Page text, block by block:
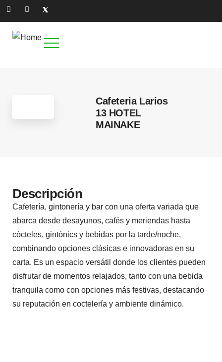
Cafeteria Larios
13 HOTEL
MAINAKE
Descripción
Cafetería, gintonería y bar con una oferta variada que
abarca desde desayunos, cafés y meriendas hasta
cócteles, gintónics y bebidas por la tarde/noche,
combinando opciones clásicas e innovadoras en su
carta. Es un espacio versátil donde los clientes pueden
disfrutar de momentos relajados, tanto con una bebida
tranquila como con opciones más festivas, destacando
su reputación en coctelería y ambiente dinámico.